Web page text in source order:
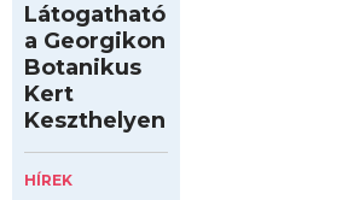
Látogatható
a Georgikon
Botanikus
Kert
Keszthelyen
HÍREK